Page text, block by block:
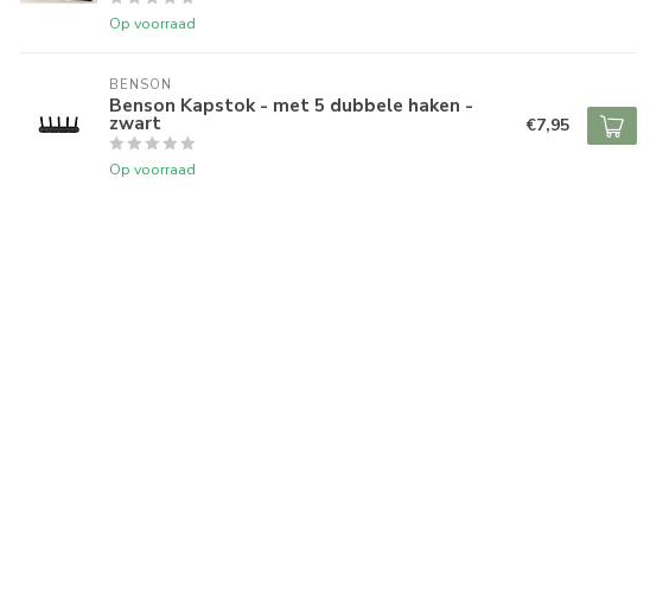
Op voorraad
BENSON
Benson Kapstok - met 5 dubbele haken -
zwart
Op voorraad
€7,95